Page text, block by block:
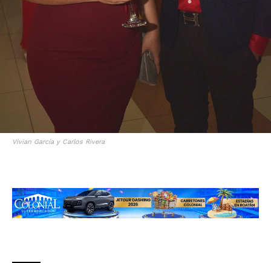
Vivian García y Carlos Rivera